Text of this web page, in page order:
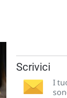
Scrivici
I